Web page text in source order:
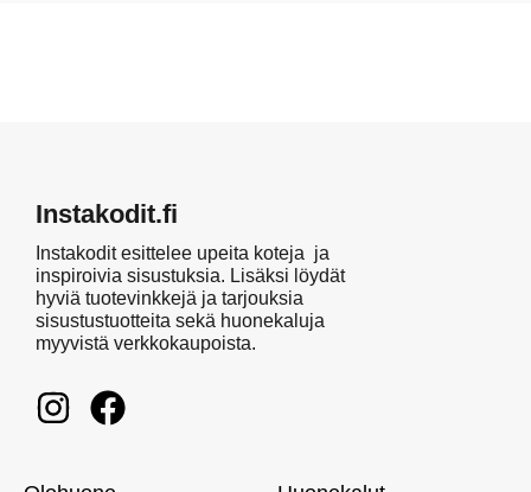
Instakodit.fi
Instakodit esittelee upeita koteja ja
inspiroivia sisustuksia. Lisäksi löydät
hyviä tuotevinkkejä ja tarjouksia
sisustustuotteita sekä huonekaluja
myyvistä verkkokaupoista.